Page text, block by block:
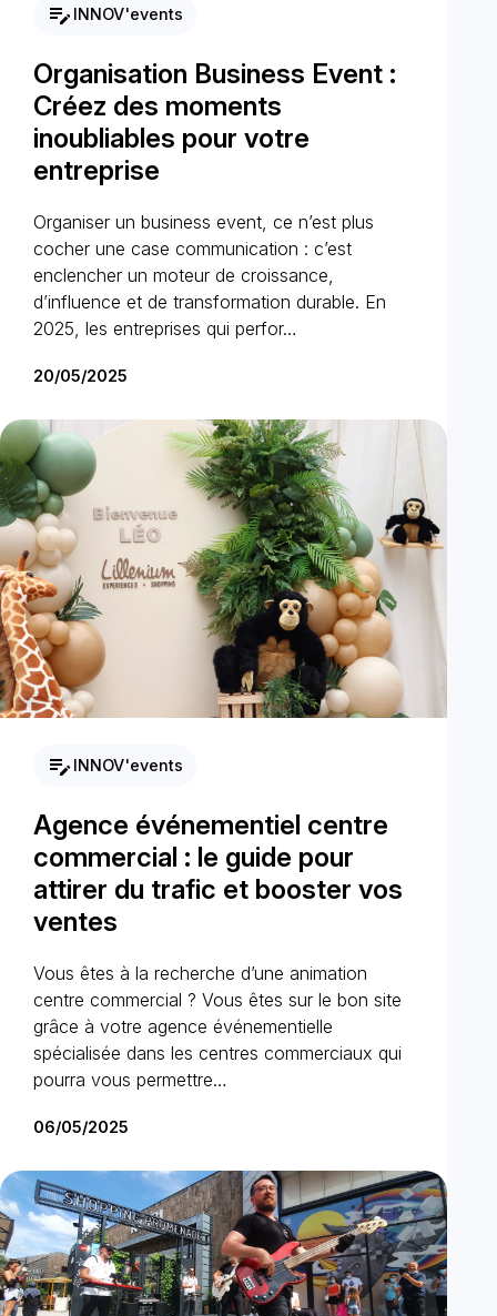
edit_note INNOV'events
Organisation Business Event :
Créez des moments
inoubliables pour votre
entreprise
Organiser un business event, ce n’est plus
cocher une case communication : c’est
enclencher un moteur de croissance,
d’influence et de transformation durable. En
2025, les entreprises qui perfor…
20/05/2025
edit_note INNOV'events
Agence événementiel centre
commercial : le guide pour
attirer du trafic et booster vos
ventes
Vous êtes à la recherche d’une animation
centre commercial ? Vous êtes sur le bon site
grâce à votre agence événementielle
spécialisée dans les centres commerciaux qui
pourra vous permettre…
06/05/2025